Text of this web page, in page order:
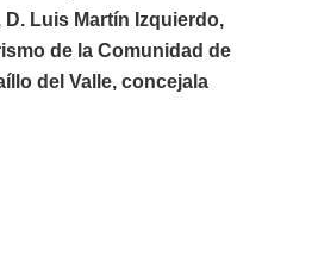
Luis Martín Izquierdo,
de la Comunidad de
del Valle, concejala